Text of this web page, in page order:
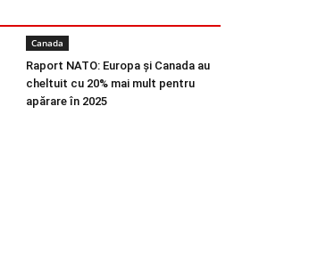
Canada
Raport NATO: Europa și Canada au
cheltuit cu 20% mai mult pentru
apărare în 2025